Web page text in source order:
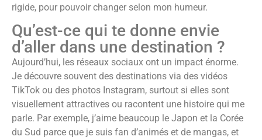
rigide, pour pouvoir changer selon mon humeur.
Qu’est-ce qui te donne envie
d’aller dans une destination ?
Aujourd’hui, les réseaux sociaux ont un impact énorme.
Je découvre souvent des destinations via des vidéos
TikTok ou des photos Instagram, surtout si elles sont
visuellement attractives ou racontent une histoire qui me
parle. Par exemple, j’aime beaucoup le Japon et la Corée
du Sud parce que je suis fan d’animés et de mangas, et